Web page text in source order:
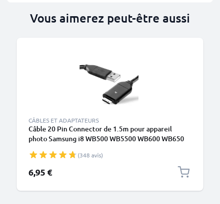
Vous aimerez peut-être aussi
CÂBLES ET ADAPTATEURS
Câble 20 Pin Connector de 1.5m pour appareil
photo Samsung i8 WB500 WB5500 WB600 WB650
ES70 ES75 ST65 ST500 ST30 L100 TL220 transfert
de données noir PVC
(348 avis)
6,95 €